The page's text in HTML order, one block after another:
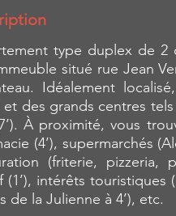
type duplex de 2
situé rue Jean
Idéalement
et des grands centres
À proximité, vous
(4’), supermarchés
(friterie, pizzeria,
(1’), intérêts touristiques
de la Julienne à 4’), etc.